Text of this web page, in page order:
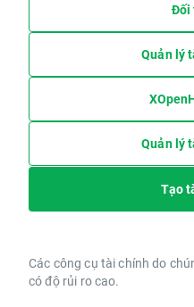
Đối
Quản lý
Quản lý
Tạo
Các công cụ tài chính do
có độ rủi ro cao.